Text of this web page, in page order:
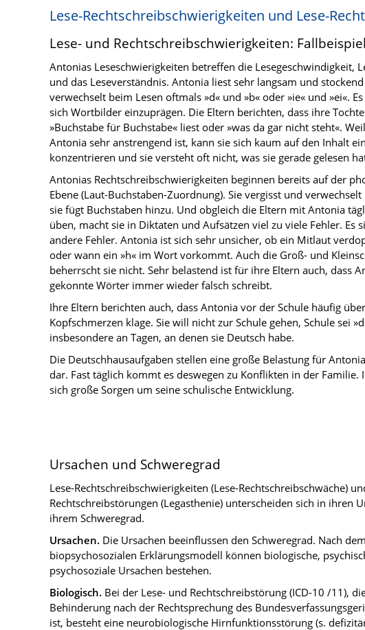
Lese-Rechtschreibschwierigkeiten und Lese-
Lese- und Rechtschreibschwierigkeiten:
Antonias Leseschwierigkeiten betreffen die Lesegeschwindigkeit,
und das Leseverständnis. Antonia liest sehr langsam und
verwechselt beim Lesen oftmals »d« und »b« oder »ie« und »ei«.
sich Wortbilder einzuprägen. Die Eltern berichten, dass ihre
»Buchstabe für Buchstabe« liest oder »was da gar nicht steht«.
Antonia sehr anstrengend ist, kann sie sich kaum auf den Inhalt
konzentrieren und sie versteht oft nicht, was sie gerade gelesen
Antonias Rechtschreibschwierigkeiten beginnen bereits auf der
Ebene (Laut-Buchstaben-Zuordnung). Sie vergisst und
sie fügt Buchstaben hinzu. Und obgleich die Eltern mit Antonia
üben, macht sie in Diktaten und Aufsätzen viel zu viele Fehler. Es
andere Fehler. Antonia ist sich sehr unsicher, ob ein Mitlaut
oder wann ein »h« im Wort vorkommt. Auch die Groß- und
beherrscht sie nicht. Sehr belastend ist für ihre Eltern auch, dass
gekonnte Wörter immer wieder falsch schreibt.
Ihre Eltern berichten auch, dass Antonia vor der Schule häufig
Kopfschmerzen klage. Sie will nicht zur Schule gehen, Schule sei
insbesondere an Tagen, an denen sie Deutsch habe.
Die Deutschhausaufgaben stellen eine große Belastung für
dar. Fast täglich kommt es deswegen zu Konflikten in der Familie.
sich große Sorgen um seine schulische Entwicklung.
Ursachen und Schweregrad
Lese-Rechtschreibschwierigkeiten (Lese-Rechtschreibschwäche)
Rechtschreibstörungen (Legasthenie) unterscheiden sich in ihren
ihrem Schweregrad.
Ursachen. Die Ursachen beeinflussen den Schweregrad. Nach dem
biopsychosozialen Erklärungsmodell können biologische,
psychosoziale Ursachen bestehen.
Biologisch. Bei der Lese- und Rechtschreibstörung (ICD-10 /11),
Behinderung nach der Rechtsprechung des
ist, besteht eine neurobiologische Hirnfunktionsstörung (s.